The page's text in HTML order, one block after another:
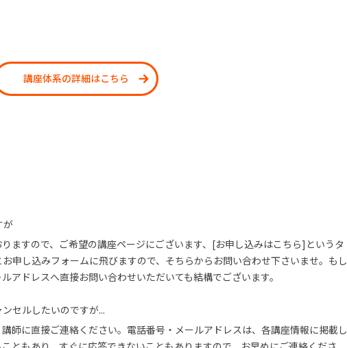
講座体系の詳細はこちら
が
ますので、ご希望の講座ページにございます、[お申し込みはこちら]というタ
申し込みフォームに飛びますので、そちらからお問い合わせ下さいませ。もし
アドレスへ直接お問い合わせいただいても結構でございます。
セルしたいのですが...
師に直接ご連絡ください。電話番号・メールアドレスは、各講座情報に掲載し